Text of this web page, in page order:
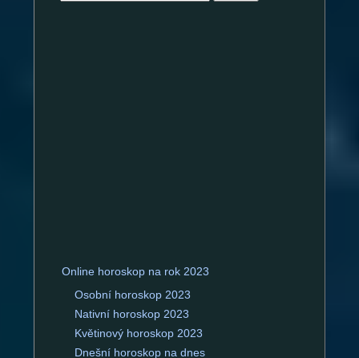
Online horoskop na rok 2023
Osobní horoskop 2023
Nativní horoskop 2023
Květinový horoskop 2023
Dnešní horoskop na dnes